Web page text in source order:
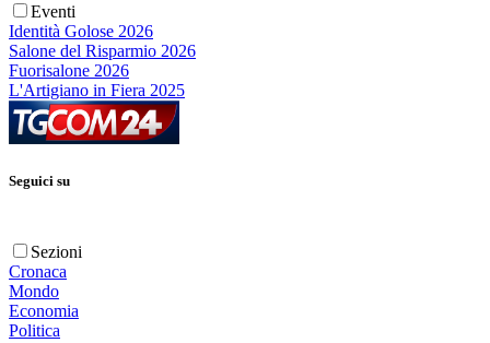
Eventi
Identità Golose 2026
Salone del Risparmio 2026
Fuorisalone 2026
L'Artigiano in Fiera 2025
Seguici su
Sezioni
Cronaca
Mondo
Economia
Politica